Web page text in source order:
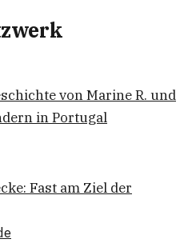
von Marine R. und
in Portugal
Fast am Ziel der